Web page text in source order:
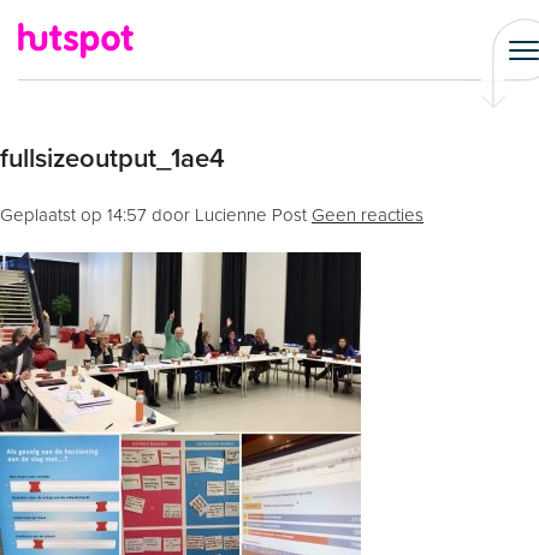
fullsizeoutput_1ae4
Geplaatst op 14:57 door Lucienne Post Geen reacties